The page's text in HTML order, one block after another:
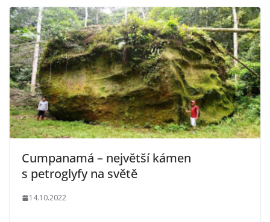
Cumpanamá – největší kámen
s petroglyfy na světě
14.10.2022